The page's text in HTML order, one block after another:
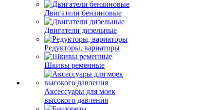
Двигатели бензиновые
Двигатели дизельные
Редукторы, вариаторы
Шкивы ременные
Аксессуары для моек
высокого давления